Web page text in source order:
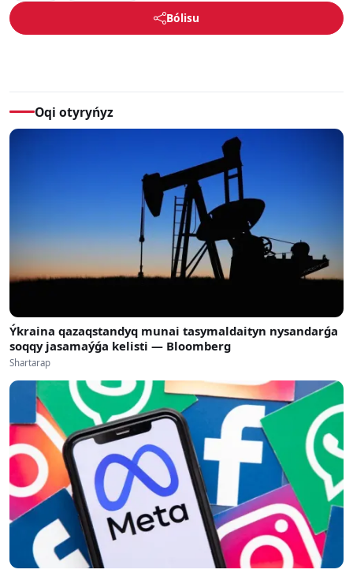
Bólisu
Oqi otyryńyz
Ýkraina qazaqstandyq munai tasymaldaityn nysandarǵa
soqqy jasamaýǵa kelisti — Bloomberg
Shartarap